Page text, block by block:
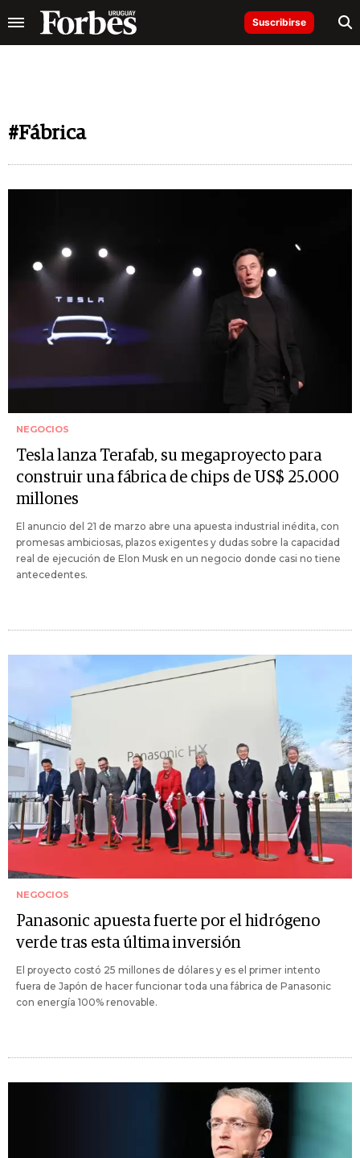
Suscribirse
#Fábrica
NEGOCIOS
Tesla lanza Terafab, su megaproyecto para
construir una fábrica de chips de US$ 25.000
millones
El anuncio del 21 de marzo abre una apuesta industrial inédita, con
promesas ambiciosas, plazos exigentes y dudas sobre la capacidad
real de ejecución de Elon Musk en un negocio donde casi no tiene
antecedentes.
NEGOCIOS
Panasonic apuesta fuerte por el hidrógeno
verde tras esta última inversión
El proyecto costó 25 millones de dólares y es el primer intento
fuera de Japón de hacer funcionar toda una fábrica de Panasonic
con energía 100% renovable.